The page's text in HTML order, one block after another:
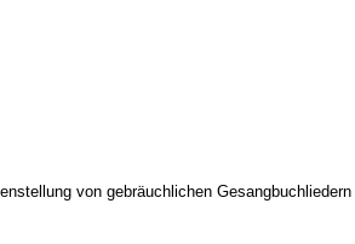
von gebräuchlichen